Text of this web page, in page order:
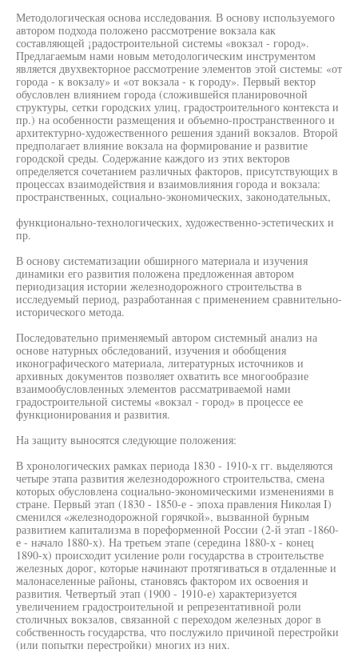
Методологическая основа исследования. В основу используемого
автором подхода положено рассмотрение вокзала как
составляющей ¡радостроительной системы «вокзал - город».
Предлагаемым нами новым методологическим инструментом
является двухвекторное рассмотрение элементов этой системы: «от
города - к вокзалу» и «от вокзала - к городу». Первый вектор
обусловлен влиянием города (сложившейся планировочной
структуры, сетки городских улиц, градостроительного контекста и
пр.) на особенности размещения и объемно-пространственного и
архитектурно-художественного решения зданий вокзалов. Второй
предполагает влияние вокзала на формирование и развитие
городской среды. Содержание каждого из этих векторов
определяется сочетанием различных факторов, присутствующих в
процессах взаимодействия и взаимовлияния города и вокзала:
пространственных, социально-экономических, законодательных,
функционально-технологических, художественно-эстетических и
пр.
В основу систематизации обширного материала и изучения
динамики его развития положена предложенная автором
периодизация истории железнодорожного строительства в
исследуемый период, разработанная с применением сравнительно-
исторического метода.
Последовательно применяемый автором системный анализ на
основе натурных обследований, изучения и обобщения
иконографического материала, литературных источников и
архивных документов позволяет охватить все многообразие
взаимообусловленных элементов рассматриваемой нами
градостроительной системы «вокзал - город» в процессе ее
функционирования и развития.
На защиту выносятся следующие положения:
В хронологических рамках периода 1830 - 1910-х гг. выделяются
четыре этапа развития железнодорожного строительства, смена
которых обусловлена социально-экономическими изменениями в
стране. Первый этап (1830 - 1850-е - эпоха правления Николая I)
сменился «железнодорожной горячкой», вызванной бурным
развитием капитализма в пореформенной России (2-й этап -1860-
е - начало 1880-х). На третьем этапе (середина 1880-х - конец
1890-х) происходит усиление роли государства в строительстве
железных дорог, которые начинают протягиваться в отдаленные и
малонаселенные районы, становясь фактором их освоения и
развития. Четвертый этап (1900 - 1910-е) характеризуется
увеличением градостроительной и репрезентативной роли
столичных вокзалов, связанной с переходом железных дорог в
собственность государства, что послужило причиной перестройки
(или попытки перестройки) многих из них.